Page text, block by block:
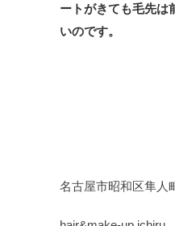
ートがきても毛先は
いのです。
名古屋市昭和区隼人